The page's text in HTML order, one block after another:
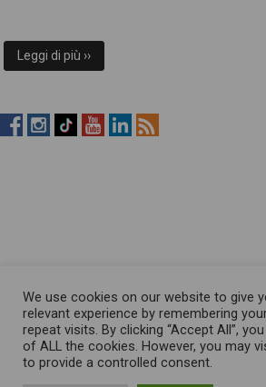
Leggi di più ››
RistopiùNews
RistopiùNews
RistopiùNews
RistopiùNews
RistopiùNews
RSS
We use cookies on our website to give
relevant experience by remembering
repeat visits. By clicking “Accept All”,
of ALL the cookies. However, you may
to provide a controlled consent.